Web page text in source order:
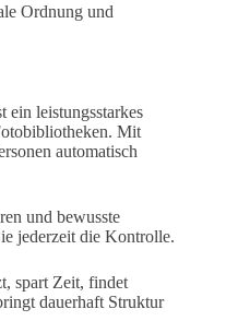
Ordnung und
ein leistungsstarkes
Mit
automatisch
und bewusste
jederzeit die Kontrolle.
spart Zeit, findet
dauerhaft Struktur